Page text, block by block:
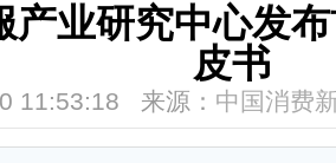
产业研究中心发
皮书
11:53:18 来源： 中国消费